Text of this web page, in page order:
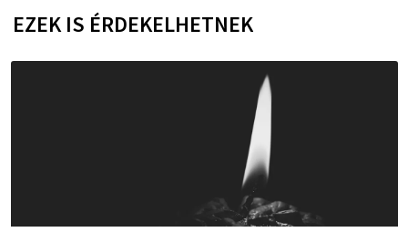
EZEK IS ÉRDEKELHETNEK